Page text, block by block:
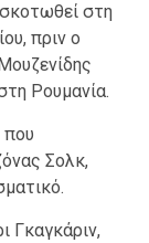
στη
πριν ο
Ρουμανία.
που
Σολκ,
Γκαγκάριν,